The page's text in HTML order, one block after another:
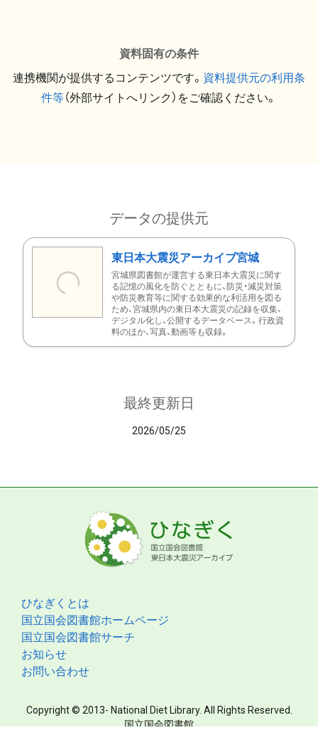
資料固有の条件
連携機関が提供するコンテンツです。 資料提供元の利用条
件等（外部サイトへリンク）をご確認ください。
データの提供元
東日本大震災アーカイブ宮城
宮城県図書館が運営する東日本大震災に関す
る記憶の風化を防ぐとともに、防災・減災対策
や防災教育等に関する効果的な利活用を図る
ため、宮城県内の東日本大震災の記録を収集、
デジタル化し、公開するデータベース。行政資
料のほか、写真、動画等も収録。
最終更新日
2026/05/25
ひなぎくとは
国立国会図書館ホームページ
国立国会図書館サーチ
お知らせ
お問い合わせ
Copyright © 2013- National Diet Library. All Rights Reserved.